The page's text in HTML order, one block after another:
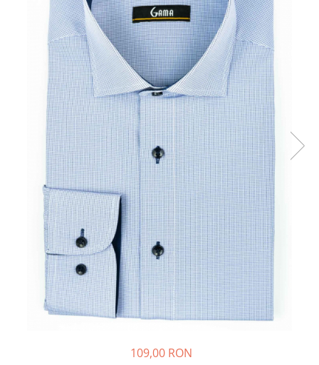
109,00 RON